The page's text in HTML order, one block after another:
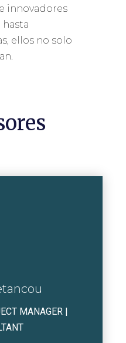
innovadores
ellos no solo
MANAGER |